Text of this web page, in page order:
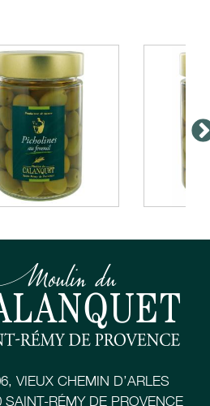
VIEUX CHEMIN D’ARLES
SAINT-RÉMY DE PROVENCE